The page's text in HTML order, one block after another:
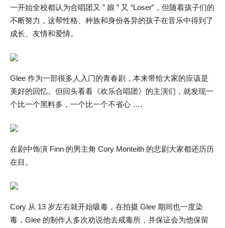
一开始全校都认为合唱团又 ” 娘 ” 又 “Loser”，但随着孩子们的
不断努力，这帮性格、种族和身份各异的孩子在音乐中得到了
成长、友情和爱情。
Glee 作为一部很多人入门的青春剧，本来带给大家的应该是
美好的回忆。但回头看看《欢乐合唱团》的主演们，就发现一
个比一个黑料多，一个比一个不省心 ….
在剧中饰演 Finn 的男主角 Cory Monteith 的悲剧大家都还历历
在目。
Cory 从 13 岁左右就开始吸毒，在拍摄 Glee 期间也一度染
毒，Glee 的制作人多次劝说他去戒毒所，并保证会为他保留